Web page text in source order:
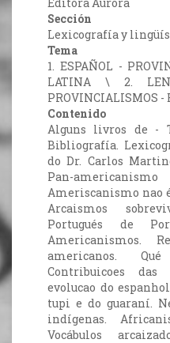
Editora Aurora
Sección
Lexicografía y
Tema
1. ESPAÑOL -
LATINA \ 2.
PROVINCIALISMOS -
Contenido
Alguns livros de -
Bibliografía.
do Dr. Carlos
Pan-
Ameriscanismo nao
Arcaismos
Portugués de
Americanismos.
americanos.
Contribuicoes
evolucao do
tupi e do guaraní.
indígenas.
Vocábulos